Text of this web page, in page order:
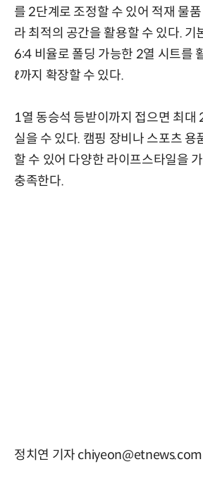
를 2단계로 조정할 수 있어 적재 물
라 최적의 공간을 활용할 수 있다. 기
6:4 비율로 폴딩 가능한 2열 시트를
ℓ까지 확장할 수 있다.
1열 동승석 등받이까지 접으면 최대
실을 수 있다. 캠핑 장비나 스포츠 용
할 수 있어 다양한 라이프스타일을
충족한다.
정치연 기자 chiyeon@etnews.com